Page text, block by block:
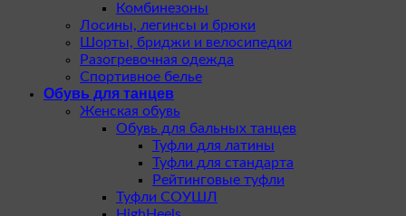
Комбинезоны
Лосины, легинсы и брюки
Шорты, бриджи и велосипедки
Разогревочная одежда
Спортивное белье
Обувь для танцев
Женская обувь
Обувь для бальных танцев
Туфли для латины
Туфли для стандарта
Рейтинговые туфли
Туфли СОУШЛ